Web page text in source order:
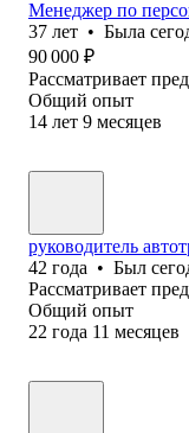
Менеджер по
37 лет • Была
90 000 ₽
Рассматривает
Общий опыт
14 лет 9 месяцев
руководитель
42 года • Был
Рассматривает
Общий опыт
22 года 11 месяцев